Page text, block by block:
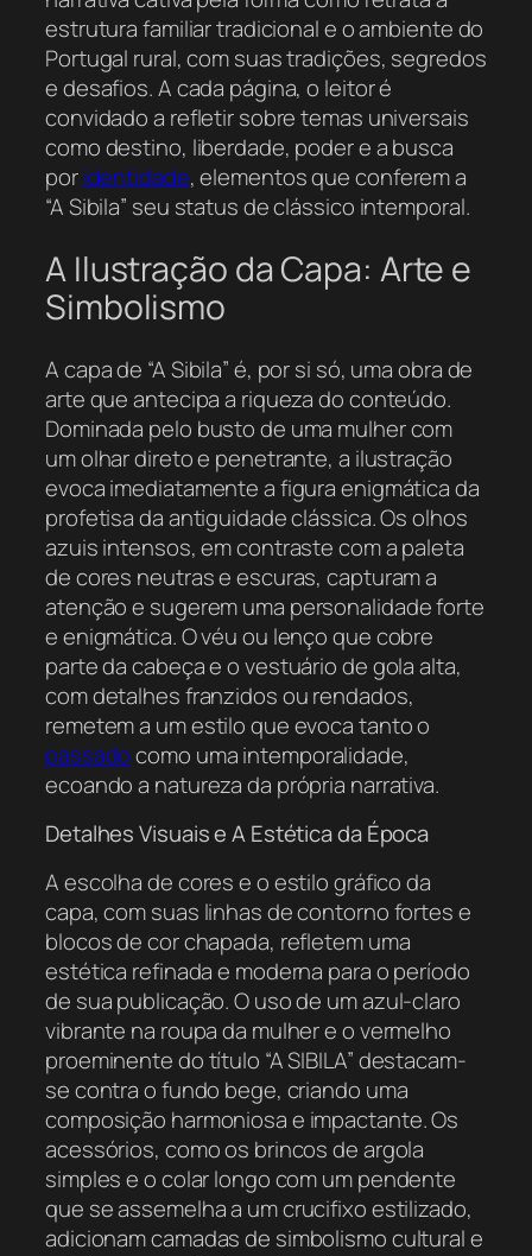
estrutura familiar tradicional e o ambiente do
Portugal rural, com suas tradições, segredos
e desafios. A cada página, o leitor é
convidado a refletir sobre temas universais
como destino, liberdade, poder e a busca
poridentidade, elementos que conferem a
“A Sibila” seu status de clássico intemporal.
A Ilustração da Capa: Arte e
Simbolismo
A capa de “A Sibila” é, por si só, uma obra de
arte que antecipa a riqueza do conteúdo.
Dominada pelo busto de uma mulher com
um olhar direto e penetrante, a ilustração
evoca imediatamente a figura enigmática da
profetisa da antiguidade clássica. Os olhos
azuis intensos, em contraste com a paleta
de cores neutras e escuras, capturam a
atenção e sugerem uma personalidade forte
e enigmática. O véu ou lenço que cobre
parte da cabeça e o vestuário de gola alta,
com detalhes franzidos ou rendados,
remetem a um estilo que evoca tanto o
passadocomo uma intemporalidade,
ecoando a natureza da própria narrativa.
Detalhes Visuais e A Estética da Época
A escolha de cores e o estilo gráfico da
capa, com suas linhas de contorno fortes e
blocos de cor chapada, refletem uma
estética refinada e moderna para o período
de sua publicação. O uso de um azul-claro
vibrante na roupa da mulher e o vermelho
proeminente do título “A SIBILA” destacam-
se contra o fundo bege, criando uma
composição harmoniosa e impactante. Os
acessórios, como os brincos de argola
simples e o colar longo com um pendente
que se assemelha a um crucifixo estilizado,
adicionam camadas de simbolismo cultural e